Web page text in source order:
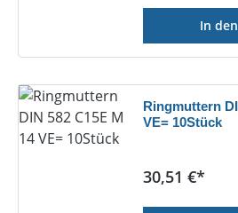
In
Ringmuttern
VE= 10Stück
Regulärer
30,51 €*